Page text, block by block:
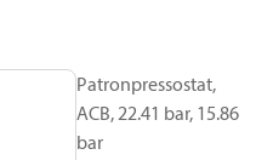
Patronpressostat,
ACB, 22.41 bar, 15.86
bar